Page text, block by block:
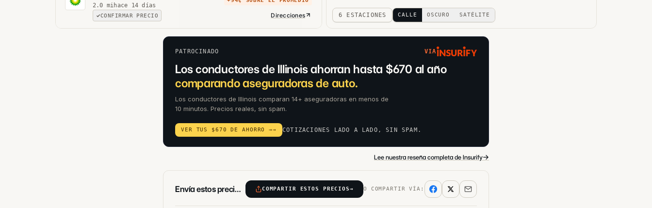
2.0 mihace 14 días
CONFIRMAR PRECIO Direcciones 6 ESTACIONES CALLE OSCURO SATÉLITE
PATROCINADO VIA
Los conductores de Illinois ahorran hasta $670 al año
comparando aseguradoras de auto.
Los conductores de Illinois comparan 14+ aseguradoras en menos de
10 minutos. Precios reales, sin spam.
VER TUS $670 DE AHORRO →→ COTIZACIONES LADO A LADO, SIN SPAM.
Lee nuestra reseña completa de Insurify→
Envía estos precios a un amigo COMPARTIR ESTOS PRECIOS→ O COMPARTIR VÍA: